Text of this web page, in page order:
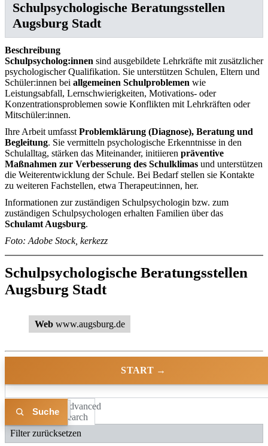
Schulpsychologische Beratungsstellen
Augsburg Stadt
Beschreibung
Schulpsycholog:innen sind ausgebildete Lehrkräfte mit zusätzlicher
psychologischer Qualifikation. Sie unterstützen Schulen, Eltern und
Schüler:innen bei allgemeinen Schulproblemen wie
Leistungsabfall, Lernschwierigkeiten, Motivations- oder
Konzentrationsproblemen sowie Konflikten mit Lehrkräften oder
Mitschüler:innen.
Ihre Arbeit umfasst Problemklärung (Diagnose), Beratung und
Begleitung. Sie vermitteln psychologische Erkenntnisse in den
Schulalltag, stärken das Miteinander, initiieren präventive
Maßnahmen zur Verbesserung des Schulklimas und unterstützen
die Weiterentwicklung der Schule. Bei Bedarf stellen sie Kontakte
zu weiteren Fachstellen, etwa Therapeut:innen, her.
Informationen zur zuständigen Schulpsychologin bzw. zum
zuständigen Schulpsychologen erhalten Familien über das
Schulamt Augsburg.
Foto: Adobe Stock, kerkezz
Schulpsychologische Beratungsstellen
Augsburg Stadt
Web www.augsburg.de
START →
Advanced
Search
Liste Karte
Filter zurücksetzen